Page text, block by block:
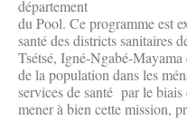
département
du Pool. Ce programme est
santé des districts sanitaires
Tsétsé, Igné-Ngabé-
de la population dans les
services de santé par le
mener à bien cette mission,